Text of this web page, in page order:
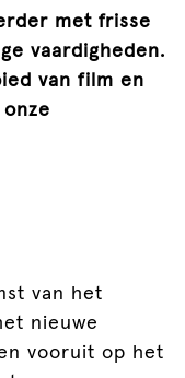
met frisse
vaardigheden.
van film en
van het
nieuwe
vooruit op het